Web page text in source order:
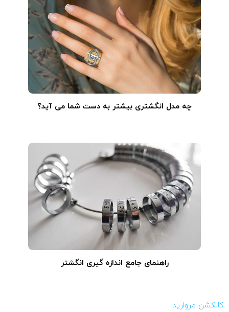
چه مدل انگشتری بیشتر به دست شما می آید؟
راهنمای جامع اندازه گیری انگشتر
کالکشن مروارید